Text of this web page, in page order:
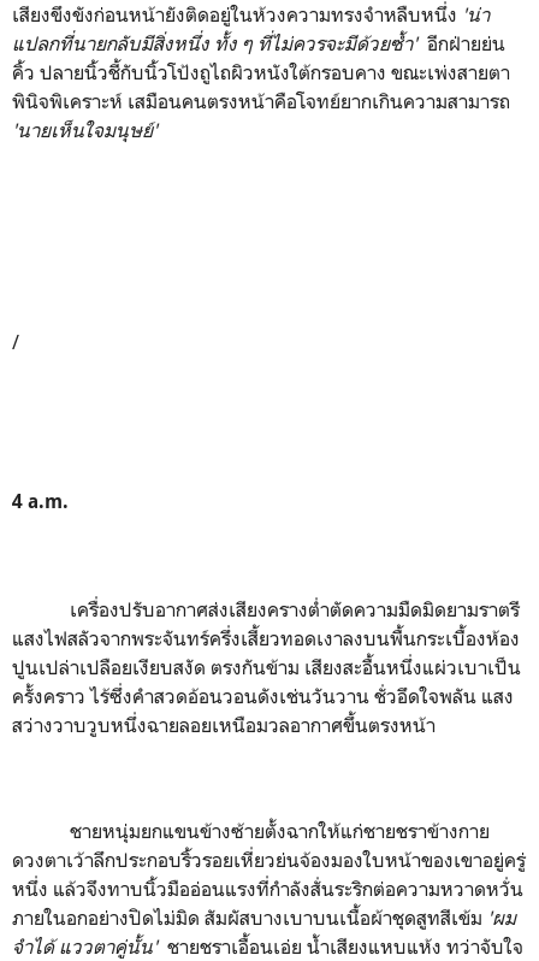
เสียงขึงขังก่อนหน้ายังติดอยู่ในห้วงความทรงจำหลืบหนึ่ง 'น่า
แปลกที่นายกลับมีสิ่งหนึ่ง ทั้ง ๆ ที่ไม่ควรจะมีด้วยซ้ำ' อีกฝ่ายย่น
คิ้ว ปลายนิ้วชี้กับนิ้วโป้งถูไถผิวหนังใต้กรอบคาง ขณะเพ่งสายตา
พินิจพิเคราะห์ เสมือนคนตรงหน้าคือโจทย์ยากเกินความสามารถ
'นายเห็นใจมนุษย์'
/
4 a.m.
เครื่องปรับอากาศส่งเสียงครางต่ำตัดความมืดมิดยามราตรี
แสงไฟสลัวจากพระจันทร์ครึ่งเสี้ยวทอดเงาลงบนพื้นกระเบื้องห้อง
ปูนเปล่าเปลือยเงียบสงัด ตรงกันข้าม เสียงสะอื้นหนึ่งแผ่วเบาเป็น
ครั้งคราว ไร้ซึ่งคำสวดอ้อนวอนดังเช่นวันวาน ชั่วอึดใจพลัน แสง
สว่างวาบวูบหนึ่งฉายลอยเหนือมวลอากาศขึ้นตรงหน้า
ชายหนุ่มยกแขนข้างซ้ายตั้งฉากให้แก่ชายชราข้างกาย
ดวงตาเว้าลึกประกอบริ้วรอยเหี่ยวย่นจ้องมองใบหน้าของเขาอยู่ครู่
หนึ่ง แล้วจึงทาบนิ้วมืออ่อนแรงที่กำลังสั่นระริกต่อความหวาดหวั่น
ภายในอกอย่างปิดไม่มิด สัมผัสบางเบาบนเนื้อผ้าชุดสูทสีเข้ม 'ผม
จำได้ แววตาคู่นั้น' ชายชราเอื้อนเอ่ย น้ำเสียงแหบแห้ง ทว่าจับใจ